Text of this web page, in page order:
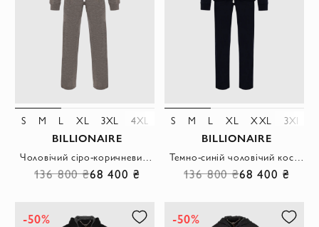
S M L XL 3XL 4XL
BILLIONAIRE
136 800 ₴68 400 ₴
S M L XL XXL 3XL
BILLIONAIRE
136 800 ₴68 400 ₴
-50% -50%